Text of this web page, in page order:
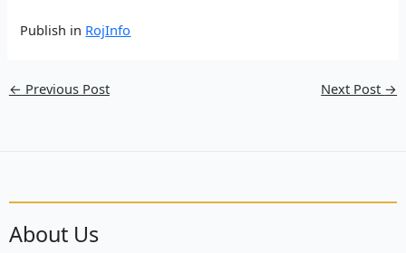
Publish in RojInfo
← Previous Post Next Post →
About Us